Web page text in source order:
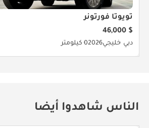
تويوتا فورتونر
$ 46,000
دبي خليجي20260 كيلومتر
الناس شاهدوا أيضا